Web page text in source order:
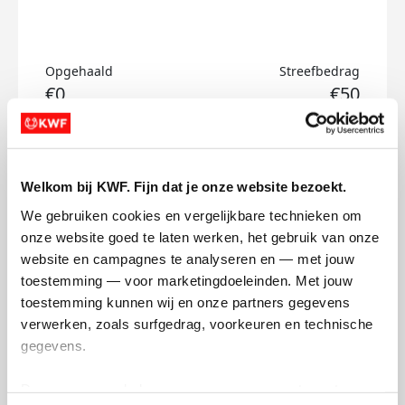
Welkom bij KWF. Fijn dat je onze website bezoekt.
We gebruiken cookies en vergelijkbare technieken om
onze website goed te laten werken, het gebruik van onze
website en campagnes te analyseren en — met jouw
toestemming — voor marketingdoeleinden. Met jouw
toestemming kunnen wij en onze partners gegevens
verwerken, zoals surfgedrag, voorkeuren en technische
gegevens.
Opgehaald
€0
Streefbedrag
€50
Doneer
Jens's badges